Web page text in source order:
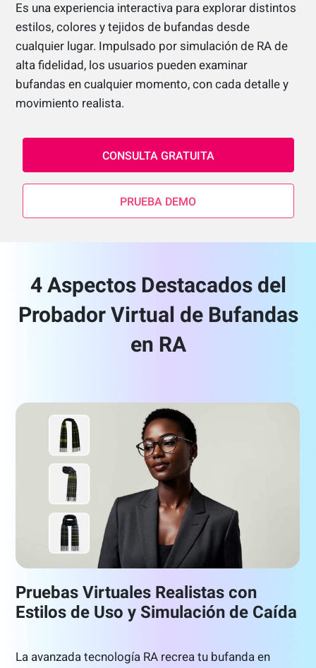
Es una experiencia interactiva para explorar distintos
estilos, colores y tejidos de bufandas desde
cualquier lugar. Impulsado por simulación de RA de
alta fidelidad, los usuarios pueden examinar
bufandas en cualquier momento, con cada detalle y
movimiento realista.
CONSULTA GRATUITA
PRUEBA DEMO
4 Aspectos Destacados del
Probador Virtual de Bufandas
en RA
Pruebas Virtuales Realistas con
Estilos de Uso y Simulación de Caída
La avanzada tecnología RA recrea tu bufanda en